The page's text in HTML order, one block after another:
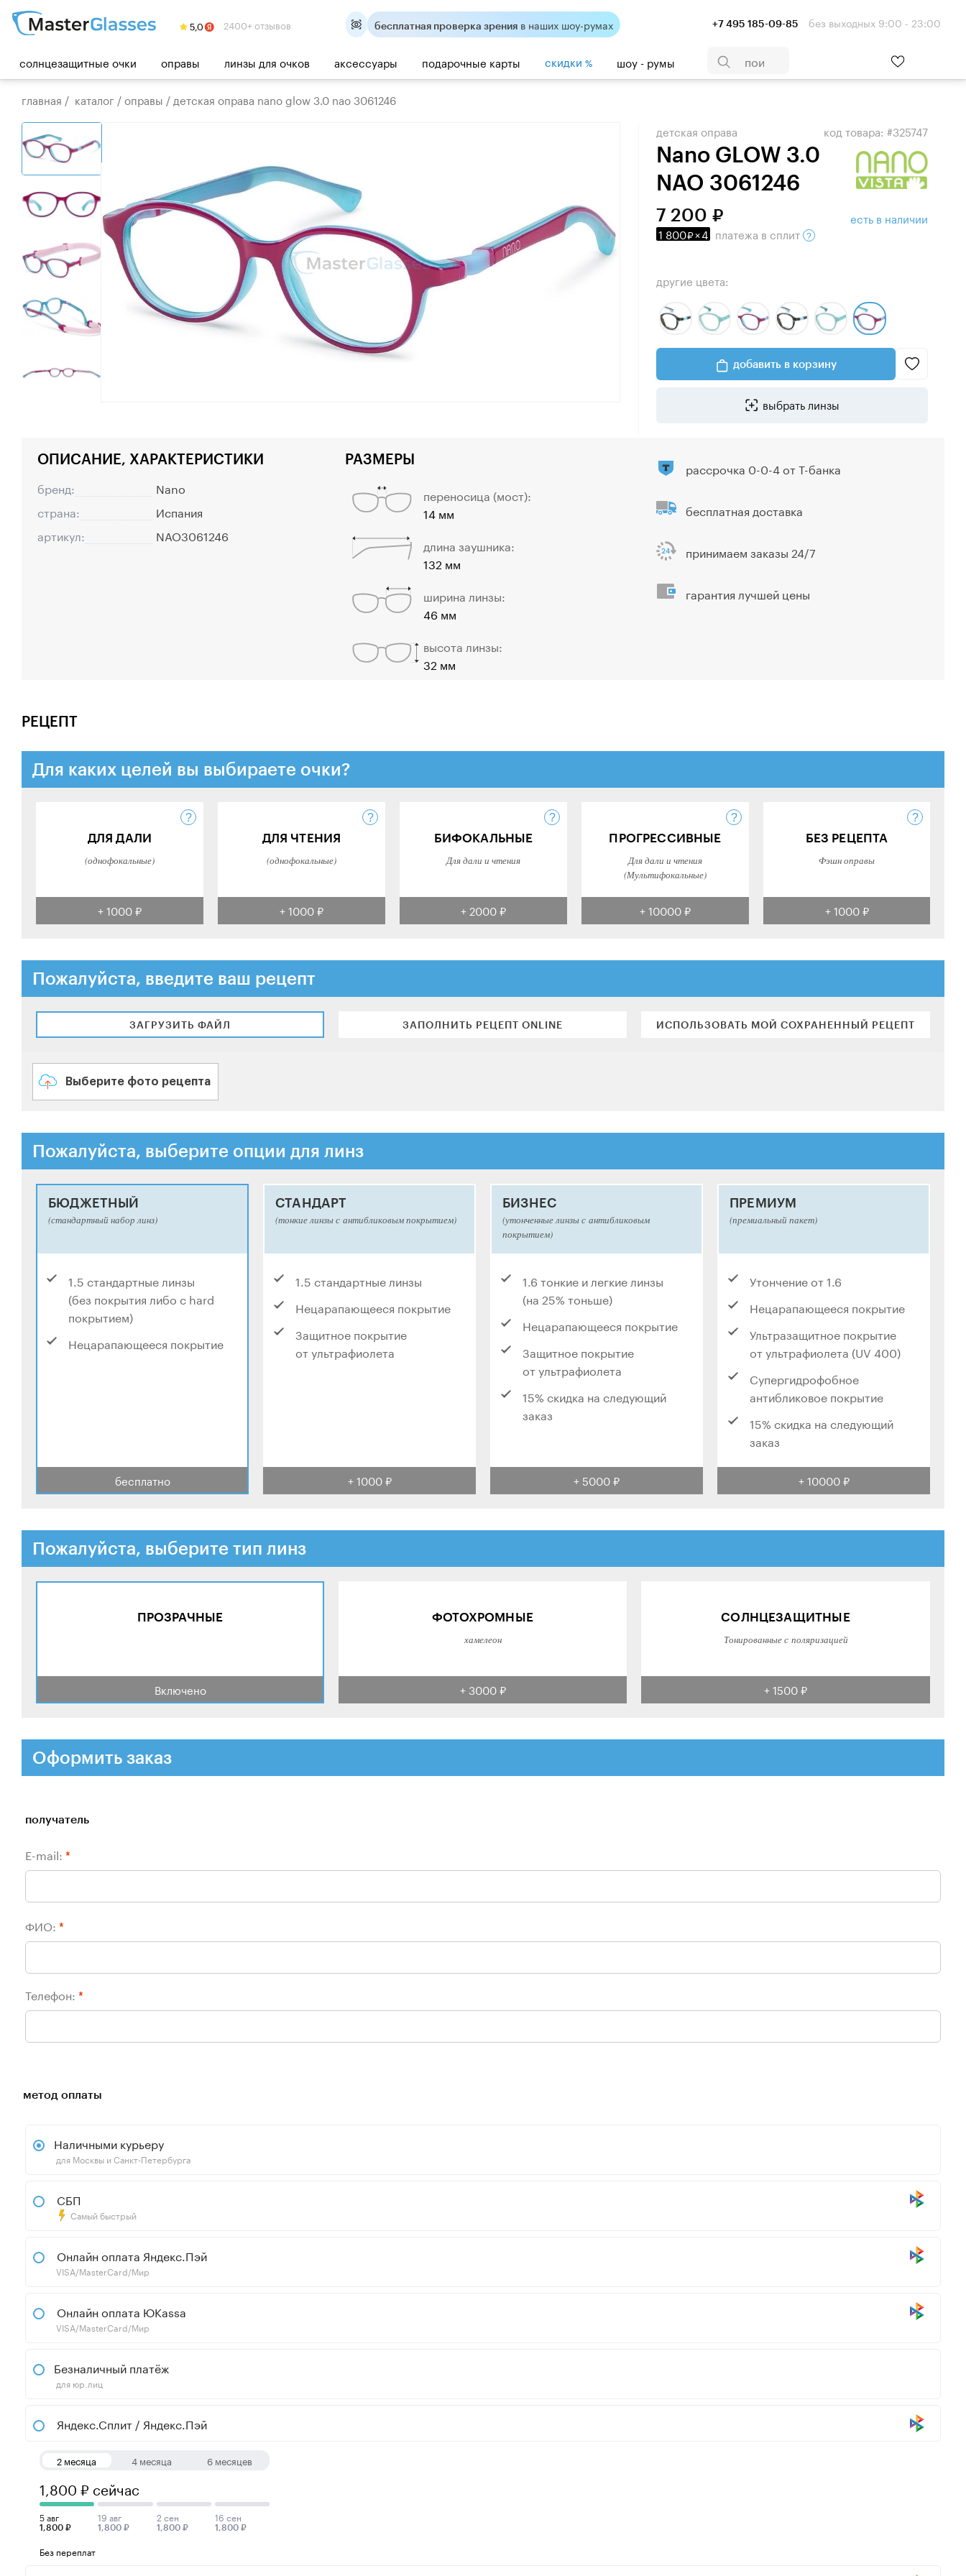
2400+ отзывов +7 495 185-09-85 без выходных 9:00 - 23:00
бесплатная проверка зрения в наших шоу-румах
солнцезащитные очки оправы линзы для очков аксессуары подарочные карты скидки % шоу - румы
главная / каталог /оправы / детская оправа nano glow 3.0 nao 3061246
детская оправа
Nano GLOW 3.0
NAO 3061246
код товара: #325747
7 200
1 800 ×4 платежа в сплит
есть в наличии
другие цвета:
добавить в корзину
выбрать линзы
ОПИСАНИЕ, ХАРАКТЕРИСТИКИ
бренд:
Nano
страна:
Испания
артикул:
NAO3061246
РАЗМЕРЫ
переносица (мост):
14 мм
длина заушника:
132 мм
ширина линзы:
46 мм
высота линзы:
32 мм
рассрочка 0-0-4 от Т-банка
бесплатная доставка
принимаем заказы 24/7
гарантия лучшей цены
РЕЦЕПТ
Для каких целей вы выбираете очки?
ДЛЯ ДАЛИ
(однофокальные)
+ 1000 ₽
ДЛЯ ЧТЕНИЯ
(однофокальные)
+ 1000 ₽
БИФОКАЛЬНЫЕ
Для дали и чтения
+ 2000 ₽
ПРОГРЕССИВНЫЕ
Для дали и чтения
(Мультифокальные)
+ 10000 ₽
БЕЗ РЕЦЕПТА
Фэшн оправы
+ 1000 ₽
Пожалуйста, введите ваш рецепт
ЗАГРУЗИТЬ ФАЙЛ ЗАПОЛНИТЬ РЕЦЕПТ ONLINE ИСПОЛЬЗОВАТЬ МОЙ СОХРАНЕННЫЙ РЕЦЕПТ
Выберите фото рецепта
Пожалуйста, выберите опции для линз
БЮДЖЕТНЫЙ
(стандартный набор линз)
1.5 стандартные линзы
(без покрытия либо с hard
покрытием)
Нецарапающееся покрытие
бесплатно
СТАНДАРТ
(тонкие линзы с антибликовым покрытием)
1.5 стандартные линзы
Нецарапающееся покрытие
Защитное покрытие
от ультрафиолета
+ 1000 ₽
БИЗНЕС
(утонченные линзы с антибликовым
покрытием)
1.6 тонкие и легкие линзы
(на 25% тоньше)
Нецарапающееся покрытие
Защитное покрытие
от ультрафиолета
15% скидка на следующий
заказ
+ 5000 ₽
ПРЕМИУМ
(премиальный пакет)
Утончение от 1.6
Нецарапающееся покрытие
Ультразащитное покрытие
от ультрафиолета (UV 400)
Супергидрофобное
антибликовое покрытие
15% скидка на следующий
заказ
+ 10000 ₽
Пожалуйста, выберите тип линз
ПРОЗРАЧНЫЕ
Включено
ФОТОХРОМНЫЕ
хамелеон
+ 3000 ₽
СОЛНЦЕЗАЩИТНЫЕ
Тонированные с поляризацией
+ 1500 ₽
Оформить заказ
получатель
E-mail: *
ФИО: *
Телефон: *
метод оплаты
Наличными курьеру
для Москвы и Санкт-Петербурга
СБП
Самый быстрый
Онлайн оплата Яндекс.Пэй
VISA/MasterCard/Мир
Онлайн оплата ЮKassa
VISA/MasterCard/Мир
Безналичный платёж
для юр.лиц
Яндекс.Сплит / Яндекс.Пэй
2 месяца 4 месяца 6 месяцев
1,800 ₽ сейчас
5 авг
1,800 ₽
19 авг
1,800 ₽
2 сен
1,800 ₽
16 сен
1,800 ₽
Без переплат